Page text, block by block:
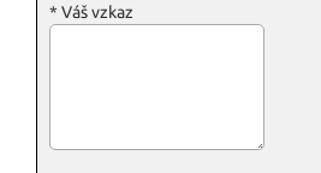
* Váš vzkaz